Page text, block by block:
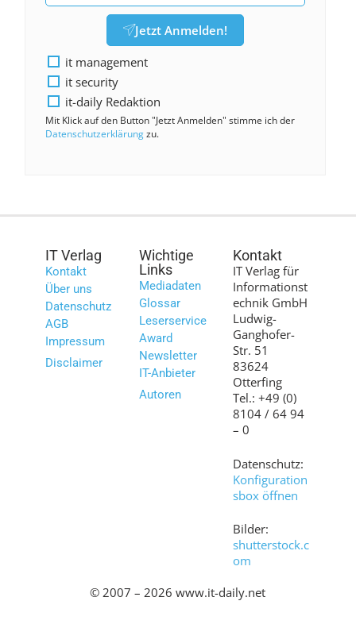
Jetzt Anmelden!
it management
it security
it-daily Redaktion
Mit Klick auf den Button "Jetzt Anmelden" stimme ich der
Datenschutzerklärungzu.
IT Verlag
Kontakt
Über uns
Datenschutz
AGB
Impressum
Disclaimer
Wichtige
Links
Mediadaten
Glossar
Leserservice
Award
Newsletter
IT-Anbieter
Autoren
Kontakt
IT Verlag für
Informationst
echnik GmbH
Ludwig-
Ganghofer-
Str. 51
83624
Otterfing
Tel.: +49 (0)
8104 / 64 94
– 0
Datenschutz:
Konfiguration
sbox öffnen
Bilder:
shutterstock.c
om
© 2007 – 2026 www.it-daily.net